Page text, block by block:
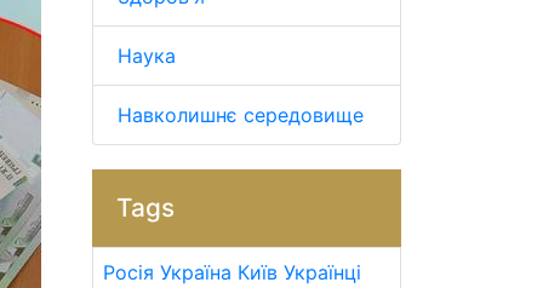
Наука
Навколишнє середовище
Tags
Росія Україна Київ Українці